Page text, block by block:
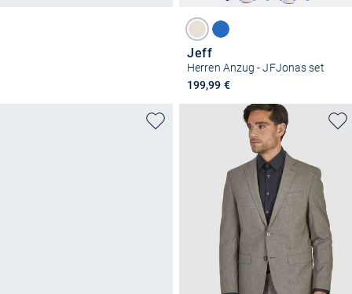
Jeff
Herren Anzug - JFJonas set
199,99 €